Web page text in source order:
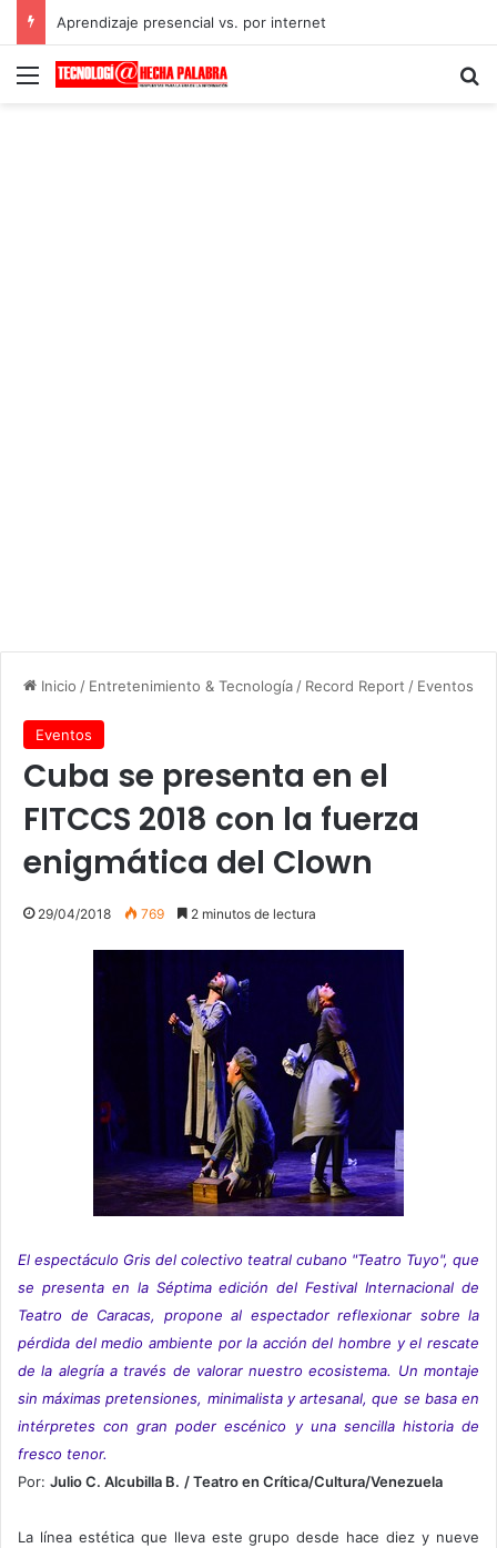
Aprendizaje presencial vs. por internet
Menú
Inicio / Entretenimiento & Tecnología / Record Report / Eventos
Eventos
Cuba se presenta en el
FITCCS 2018 con la fuerza
enigmática del Clown
29/04/2018 769 2 minutos de lectura
El espectáculo Gris del colectivo teatral cubano "Teatro Tuyo", que
se presenta en la Séptima edición del Festival Internacional de
Teatro de Caracas, propone al espectador reflexionar sobre la
pérdida del medio ambiente por la acción del hombre y el rescate
de la alegría a través de valorar nuestro ecosistema. Un montaje
sin máximas pretensiones, minimalista y artesanal, que se basa en
intérpretes con gran poder escénico y una sencilla historia de
fresco tenor.
Por: Julio C. Alcubilla B. / Teatro en Crítica/Cultura/Venezuela
La línea estética que lleva este grupo desde hace diez y nueve